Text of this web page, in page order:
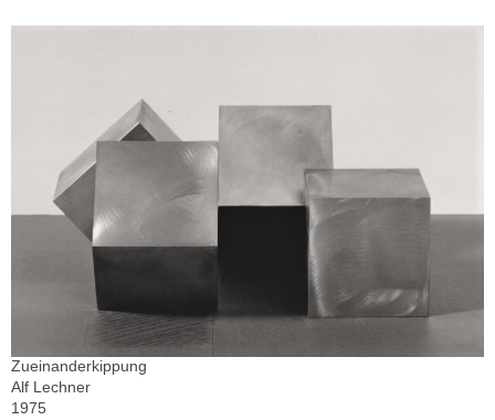
Zueinanderkippung
Alf Lechner
1975